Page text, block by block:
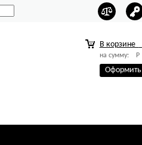
В корзине
на сумму: Р
Оформить